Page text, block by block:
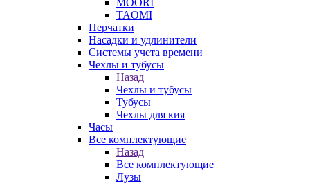
MOORI
TAOMI
Перчатки
Насадки и удлинители
Системы учета времени
Чехлы и тубусы
Назад
Чехлы и тубусы
Тубусы
Чехлы для кия
Часы
Все комплектующие
Назад
Все комплектующие
Лузы